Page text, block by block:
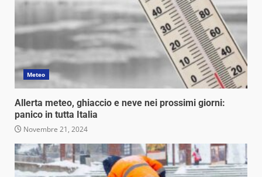
Meteo
Allerta meteo, ghiaccio e neve nei prossimi giorni:
panico in tutta Italia
Novembre 21, 2024